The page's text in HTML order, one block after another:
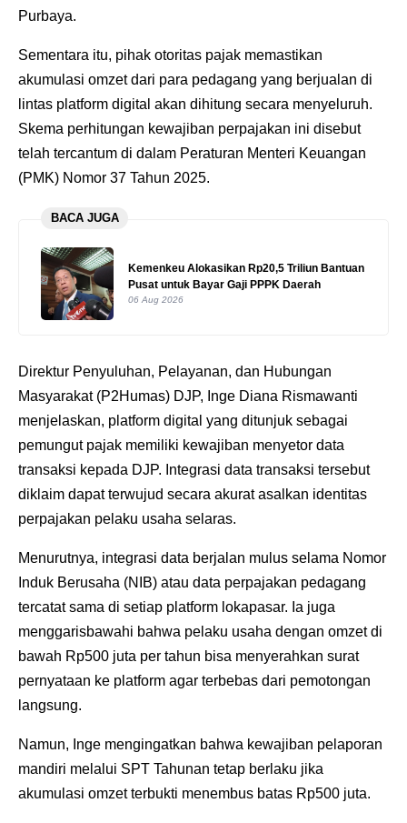
Purbaya.
Sementara itu, pihak otoritas pajak memastikan
akumulasi omzet dari para pedagang yang berjualan di
lintas platform digital akan dihitung secara menyeluruh.
Skema perhitungan kewajiban perpajakan ini disebut
telah tercantum di dalam Peraturan Menteri Keuangan
(PMK) Nomor 37 Tahun 2025.
BACA JUGA
Kemenkeu Alokasikan Rp20,5 Triliun Bantuan
Pusat untuk Bayar Gaji PPPK Daerah
06 Aug 2026
Direktur Penyuluhan, Pelayanan, dan Hubungan
Masyarakat (P2Humas) DJP, Inge Diana Rismawanti
menjelaskan, platform digital yang ditunjuk sebagai
pemungut pajak memiliki kewajiban menyetor data
transaksi kepada DJP. Integrasi data transaksi tersebut
diklaim dapat terwujud secara akurat asalkan identitas
perpajakan pelaku usaha selaras.
Menurutnya, integrasi data berjalan mulus selama Nomor
Induk Berusaha (NIB) atau data perpajakan pedagang
tercatat sama di setiap platform lokapasar. Ia juga
menggarisbawahi bahwa pelaku usaha dengan omzet di
bawah Rp500 juta per tahun bisa menyerahkan surat
pernyataan ke platform agar terbebas dari pemotongan
langsung.
Namun, Inge mengingatkan bahwa kewajiban pelaporan
mandiri melalui SPT Tahunan tetap berlaku jika
akumulasi omzet terbukti menembus batas Rp500 juta.